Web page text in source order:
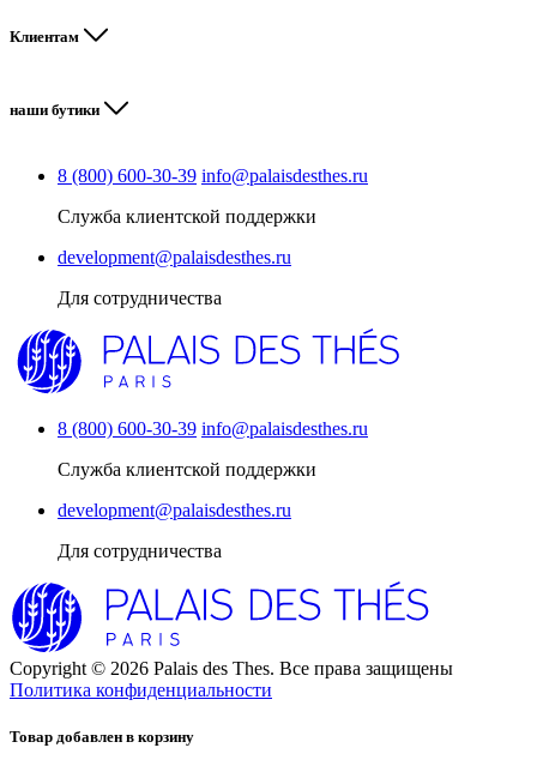
Клиентам
наши бутики
8 (800) 600-30-39 info@palaisdesthes.ru
Служба клиентской поддержки
development@palaisdesthes.ru
Для сотрудничества
8 (800) 600-30-39 info@palaisdesthes.ru
Служба клиентской поддержки
development@palaisdesthes.ru
Для сотрудничества
Copyright © 2026 Palais des Thes. Все права защищены
Политика конфиденциальности
Товар добавлен в корзину